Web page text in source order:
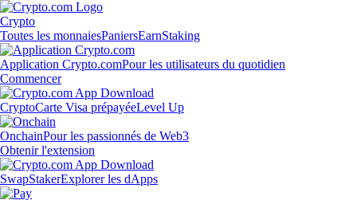
Crypto
Toutes les monnaiesPaniersEarnStaking
Application Crypto.comPour les utilisateurs du quotidien
Commencer
CryptoCarte Visa prépayéeLevel Up
OnchainPour les passionnés de Web3
Obtenir l'extension
SwapStakerExplorer les dApps